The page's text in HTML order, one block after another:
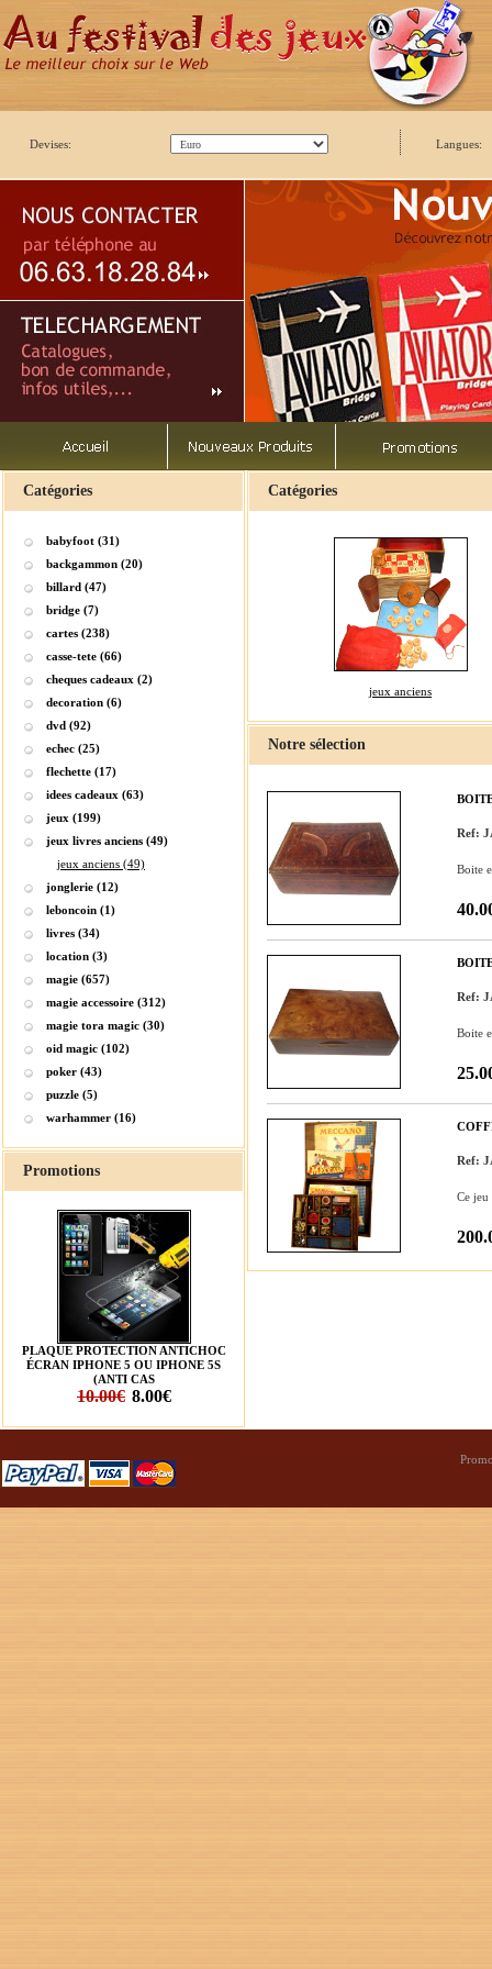
Devises: Langues:
Catégories
babyfoot (31)
backgammon (20)
billard (47)
bridge (7)
cartes (238)
casse-tete (66)
cheques cadeaux (2)
decoration (6)
dvd (92)
echec (25)
flechette (17)
idees cadeaux (63)
jeux (199)
jeux livres anciens (49)
jeux anciens (49)
jonglerie (12)
leboncoin (1)
livres (34)
location (3)
magie (657)
magie accessoire (312)
magie tora magic (30)
oid magic (102)
poker (43)
puzzle (5)
warhammer (16)
Promotions
PLAQUE PROTECTION ANTICHOC
ÉCRAN IPHONE 5 OU IPHONE 5S
(ANTI CAS
10.00€ 8.00€
Catégories
jeux anciens
Notre sélection
Ref:
Boite
Ref:
Boite
Ref:
Ce jeu